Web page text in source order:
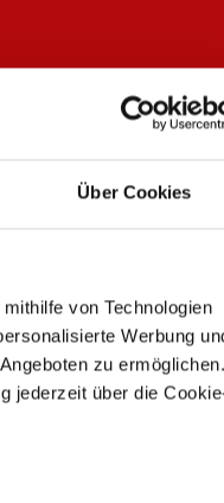
Über Cookies
von Technologien
Werbung
zu ermöglichen.
jederzeit über die
MIDWEEK
Nacht geschenkt! Für
Für Aufenthalte
Montag und
729 € pro
GO TO OFFER